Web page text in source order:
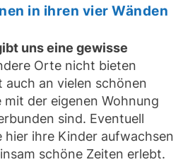
in ihren vier Wänden
uns eine gewisse
Orte nicht bieten
auch an vielen schönen
mit der eigenen Wohnung
sind. Eventuell
ihre Kinder aufwachsen
schöne Zeiten erlebt.